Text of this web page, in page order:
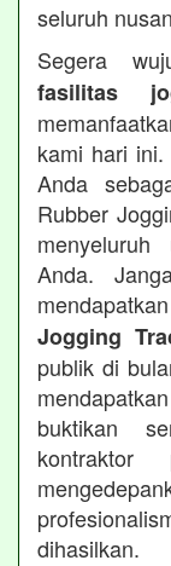
seluruh
Segera
fasilitas
kami hari
Anda
Rubber
Anda.
Jogging
publik di
buktikan
dihasilkan.